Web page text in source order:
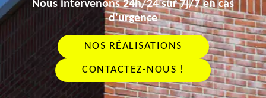
Nous intervenons 24h/24 sur 7j/7 en cas
d'urgence
NOS RÉALISATIONS
CONTACTEZ-NOUS !